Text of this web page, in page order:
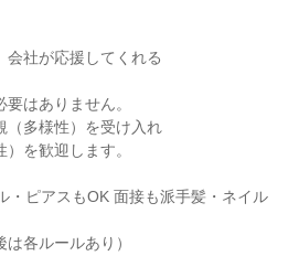
会社が応援してくれる
はありません。
（多様性）を受け入れ
を歓迎します。
・ピアスもOK 面接も派手髪・ネイル
各ルールあり）